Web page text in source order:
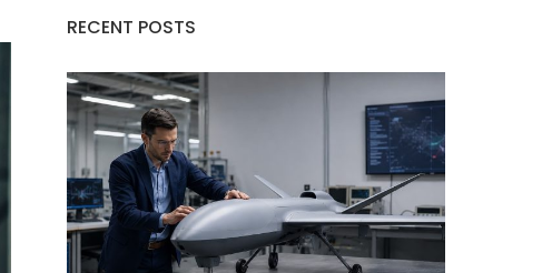
RECENT POSTS